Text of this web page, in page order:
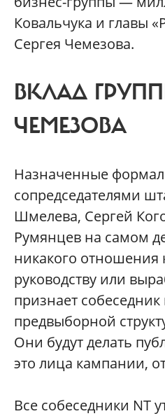
Ковальчука и главы
Сергея Чемезова.
ВКЛАД
ЧЕМЕЗОВА
Назначенные
сопредседателями
Шмелева, Сергей
Румянцев на самом
никакого отношения
руководству или
признает собеседник
предвыборной
Они будут делать
это лица кампании,
Все собеседники NT